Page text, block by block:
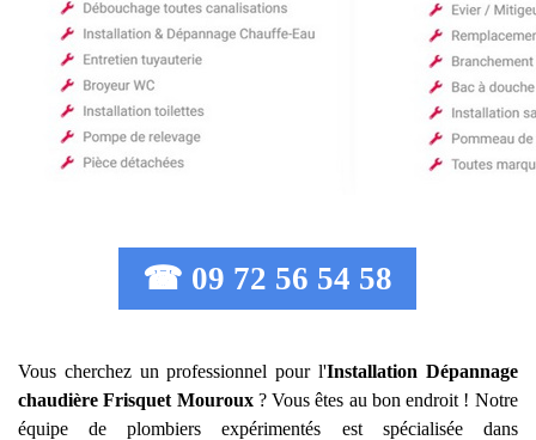
☎ 09 72 56 54 58
Vous cherchez un professionnel pour l'Installation Dépannage
chaudière Frisquet Mouroux? Vous êtes au bon endroit ! Notre
équipe de plombiers expérimentés est spécialisée dans